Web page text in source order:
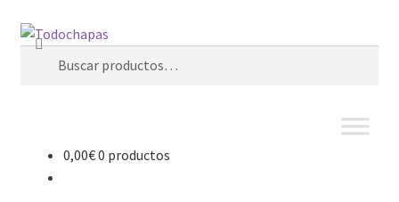
Buscar
0,00€0 productos